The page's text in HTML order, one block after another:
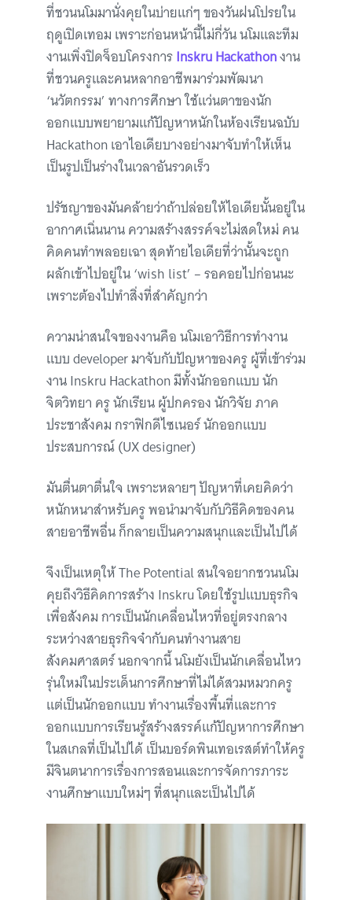
ที่ชวนนโมมานั่งคุยในบ่ายแก่ๆ ของวันฝนโปรยใน
ฤดูเปิดเทอม เพราะก่อนหน้านี้ไม่กี่วัน นโมและทีม
งานเพิ่งปิดจ็อบโครงการInskru Hackathonงาน
ที่ชวนครูและคนหลากอาชีพมาร่วมพัฒนา
‘นวัตกรรม’ ทางการศึกษา ใช้แว่นตาของนัก
ออกแบบพยายามแก้ปัญหาหนักในห้องเรียนฉบับ
Hackathon เอาไอเดียบางอย่างมาจับทำให้เห็น
เป็นรูปเป็นร่างในเวลาอันรวดเร็ว
ปรัชญาของมันคล้ายว่าถ้าปล่อยให้ไอเดียนั้นอยู่ใน
อากาศเนิ่นนาน ความสร้างสรรค์จะไม่สดใหม่ คน
คิดคนทำพลอยเฉา สุดท้ายไอเดียที่ว่านั้นจะถูก
ผลักเข้าไปอยู่ใน ‘wish list’ – รอคอยไปก่อนนะ
เพราะต้องไปทำสิ่งที่สำคัญกว่า
ความน่าสนใจของงานคือ นโมเอาวิธีการทำงาน
แบบ developer มาจับกับปัญหาของครู ผู้ที่เข้าร่วม
งาน Inskru Hackathon มีทั้งนักออกแบบ นัก
จิตวิทยา ครู นักเรียน ผู้ปกครอง นักวิจัย ภาค
ประชาสังคม กราฟิกดีไซเนอร์ นักออกแบบ
ประสบการณ์ (UX designer)
มันตื่นตาตื่นใจ เพราะหลายๆ ปัญหาที่เคยคิดว่า
หนักหนาสำหรับครู พอนำมาจับกับวิธีคิดของคน
สายอาชีพอื่น ก็กลายเป็นความสนุกและเป็นไปได้
จึงเป็นเหตุให้ The Potential สนใจอยากชวนนโม
คุยถึงวิธีคิดการสร้าง Inskru โดยใช้รูปแบบธุรกิจ
เพื่อสังคม การเป็นนักเคลื่อนไหวที่อยู่ตรงกลาง
ระหว่างสายธุรกิจจ๋ากับคนทำงานสาย
สังคมศาสตร์ นอกจากนี้ นโมยังเป็นนักเคลื่อนไหว
รุ่นใหม่ในประเด็นการศึกษาที่ไม่ได้สวมหมวกครู
แต่เป็นนักออกแบบ ทำงานเรื่องพื้นที่และการ
ออกแบบการเรียนรู้สร้างสรรค์แก้ปัญหาการศึกษา
ในสเกลที่เป็นไปได้ เป็นบอร์ดพินเทอเรสต์ทำให้ครู
มีจินตนาการเรื่องการสอนและการจัดการภาระ
งานศึกษาแบบใหม่ๆ ที่สนุกและเป็นไปได้